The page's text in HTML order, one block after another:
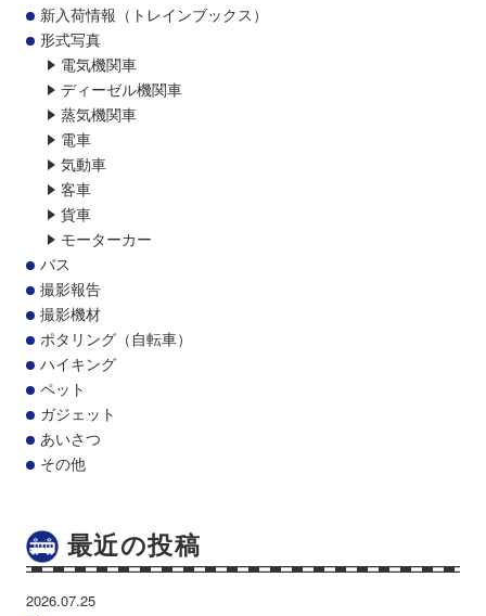
新入荷情報（トレインブックス）
形式写真
電気機関車
ディーゼル機関車
蒸気機関車
電車
気動車
客車
貨車
モーターカー
バス
撮影報告
撮影機材
ポタリング（自転車）
ハイキング
ペット
ガジェット
あいさつ
その他
最近の投稿
2026.07.25